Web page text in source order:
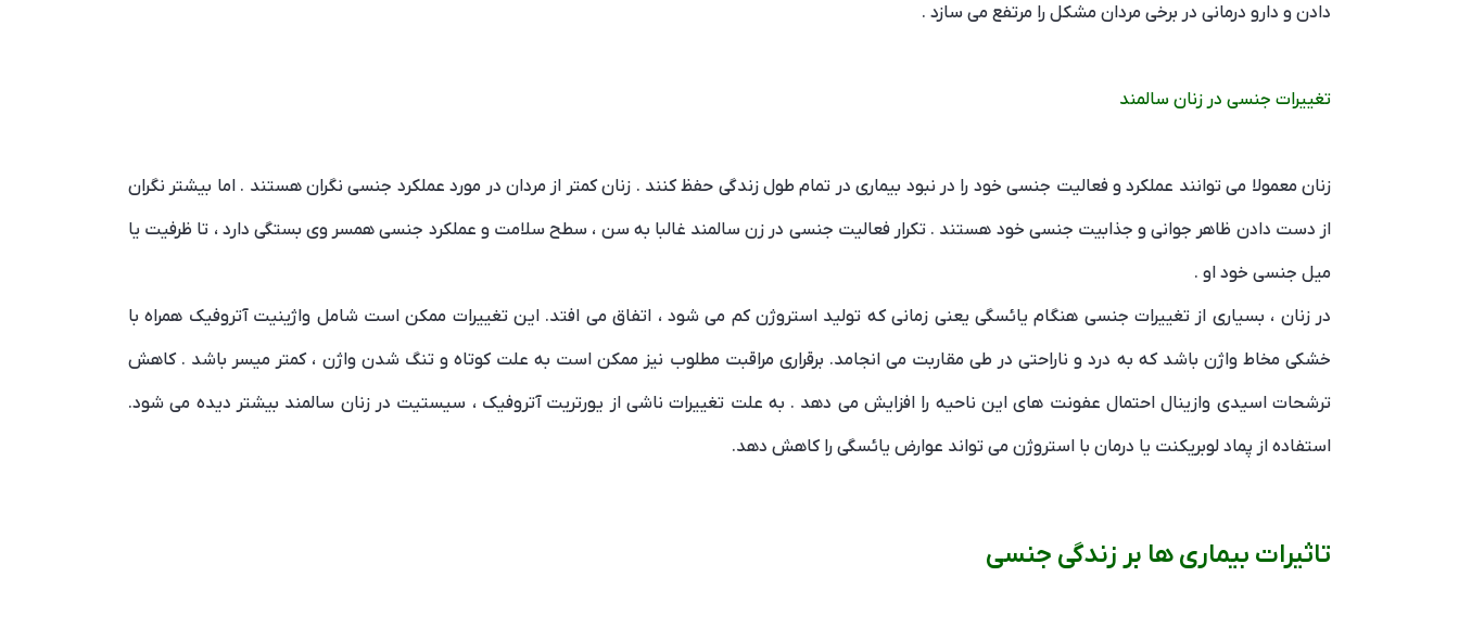
دادن و دارو درمانی در برخی مردان مشکل را مرتفع می سازد .
تغییرات جنسی در زنان سالمند
زنان معمولا می توانند عملکرد و فعالیت جنسی خود را در نبود بیماری در تمام طول زندگی حفظ کنند . زنان کمتر از مردان در مورد عملکرد جنسی نگران هستند . اما بیشتر نگران
از دست دادن ظاهر جوانی و جذابیت جنسی خود هستند . تکرار فعالیت جنسی در زن سالمند غالبا به سن ، سطح سلامت و عملکرد جنسی همسر وی بستگی دارد ، تا ظرفیت یا
میل جنسی خود او .
در زنان ، بسیاری از تغییرات جنسی هنگام یائسگی یعنی زمانی که تولید استروژن کم می شود ، اتفاق می افتد. این تغییرات ممکن است شامل واژینیت آتروفیک همراه با
خشکی مخاط واژن باشد که به درد و ناراحتی در طی مقاربت می انجامد. برقراری مراقبت مطلوب نیز ممکن است به علت کوتاه و تنگ شدن واژن ، کمتر میسر باشد . کاهش
ترشحات اسیدی وازینال احتمال عفونت های این ناحیه را افزایش می دهد . به علت تغییرات ناشی از یورتریت آتروفیک ، سیستیت در زنان سالمند بیشتر دیده می شود.
استفاده از پماد لوبریکنت یا درمان با استروژن می تواند عوارض یائسگی را کاهش دهد.
تاثیرات بیماری ها بر زندگی جنسی